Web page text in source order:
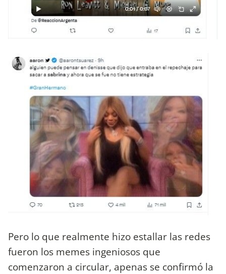
Pero lo que realmente hizo estallar las redes
fueron los memes ingeniosos que
comenzaron a circular, apenas se confirmó la